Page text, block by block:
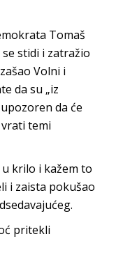
Tomaš
stidi i zatražio
Volni i
da su „iz
da će
temi
u krilo i kažem to
i zaista pokušao
pritekli